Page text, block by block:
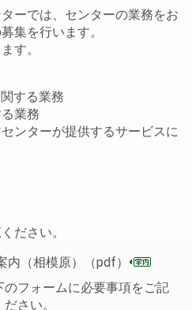
ーでは、センターの業務をお
集を行います。
す。
する業務
業務
ンターが提供するサービスに
ださい。
（相模原）（pdf）
フォームに必要事項をご記
さい。